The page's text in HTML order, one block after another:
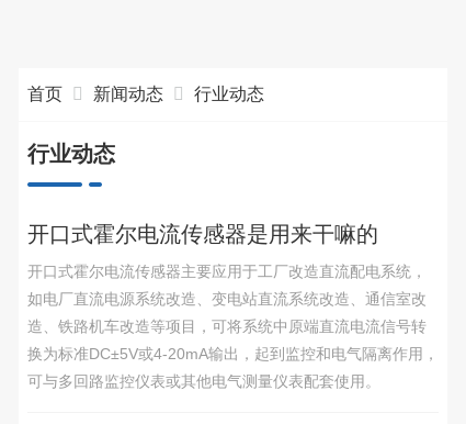
首页 新闻动态 行业动态
行业动态
开口式霍尔电流传感器是用来干嘛的
开口式霍尔电流传感器主要应用于工厂改造直流配电系统，
如电厂直流电源系统改造、变电站直流系统改造、通信室改
造、铁路机车改造等项目，可将系统中原端直流电流信号转
换为标准DC±5V或4-20mA输出，起到监控和电气隔离作用，
可与多回路监控仪表或其他电气测量仪表配套使用。